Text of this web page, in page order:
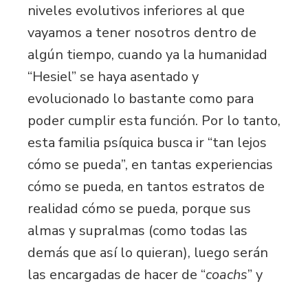
niveles evolutivos inferiores al que
vayamos a tener nosotros dentro de
algún tiempo, cuando ya la humanidad
“Hesiel” se haya asentado y
evolucionado lo bastante como para
poder cumplir esta función. Por lo tanto,
esta familia psíquica busca ir “tan lejos
cómo se pueda”, en tantas experiencias
cómo se pueda, en tantos estratos de
realidad cómo se pueda, porque sus
almas y supralmas (como todas las
demás que así lo quieran), luego serán
las encargadas de hacer de “coachs” y